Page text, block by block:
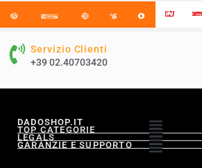
Servizio Clienti
+39 02.40703420
DADOSHOP.IT
TOP CATEGORIE
LEGALS
GARANZIE E SUPPORTO